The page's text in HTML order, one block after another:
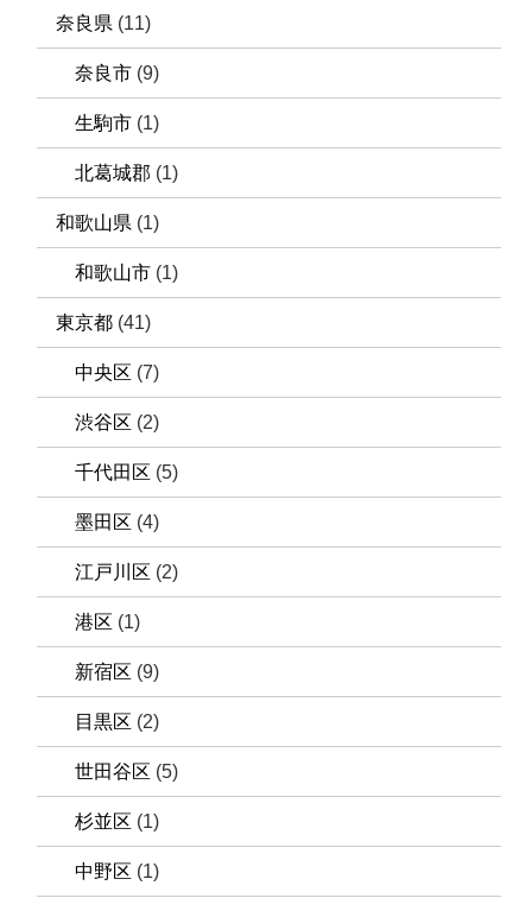
奈良県 (11)
奈良市 (9)
生駒市 (1)
北葛城郡 (1)
和歌山県 (1)
和歌山市 (1)
東京都 (41)
中央区 (7)
渋谷区 (2)
千代田区 (5)
墨田区 (4)
江戸川区 (2)
港区 (1)
新宿区 (9)
目黒区 (2)
世田谷区 (5)
杉並区 (1)
中野区 (1)